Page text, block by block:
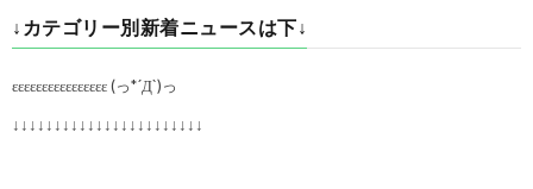
↓カテゴリー別新着ニュースは下↓
εεεεεεεεεεεεεεεε (っ*´Д`)っ
↓↓↓↓↓↓↓↓↓↓↓↓↓↓↓↓↓↓↓↓↓↓↓